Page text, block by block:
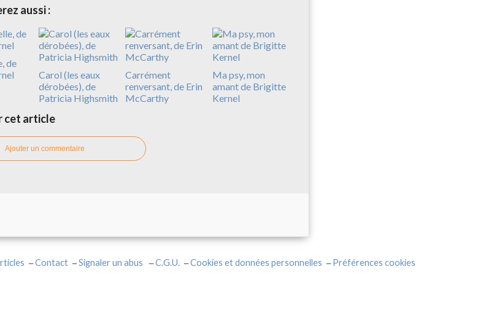
aussi :
de
Carol (les eaux
dérobées), de
Patricia Highsmith
Carrément
renversant, de Erin
McCarthy
Ma psy, mon
amant de Brigitte
Kernel
cet article
Ajouter un commentaire
Contact Signaler un abus C.G.U. Cookies et données personnelles Préférences cookies